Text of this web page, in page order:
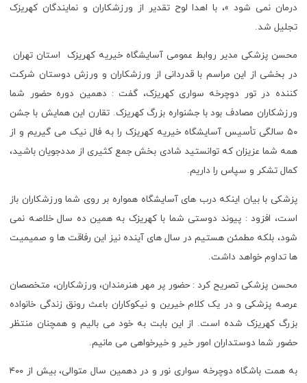
درمان نمی شود »، با اهدا لوح تقدیر از ورزشکاران و نمایندگان کهریزک
تجلیل شد.
محسن پزشکی مدیر روابط عمومی آسایشگاه خیریه کهریزک استان تهران
در بخشی از این مراسم با قدردانی از ورزشکاران و ورزش دوستان شرکت
کننده در تور دوچرخه سواری کهریزک، گفت : دهمین دوره حضور شما
ورزشکاران مصادف بود با جشنواره بزرگ کهریزک. تقارن این همایش با جشن
۵۰ سالگی تأسیس آسایشگاه خیریه کهریزک را به فال نیک می گیریم و از
همه شما عزیزان که توانستید شادی بخش جمع کثیری از مددجویان باشید،
کمال تشکر و سپاس را داریم.
پزشکی با بیان اینکه درب های آسایشگاه همواره بر روی شما ورزشکاران باز
است، افزود : پیوند دوستی شما با کهریزک به همین ده سال خلاصه نمی
شود، بلکه مطمئن هستیم در سال های آینده نیز این رفاقت ها و صمیمیت
ها تداوم خواهد داشت.
محسن پزشکی تصریح کرد : حضور پر مهر هنرمندان، ورزشکاران، متخصصان
عرصه پزشکی و در یک کلام خیرین و نیکوکاران باعث رونق زندگی خانواده
بزرگ کهریزک شده است. از این بابت به خود می بالیم و همچنان منتظر
حضور شما دوستداران امور خیر و خیرخواهی می مانیم.
به همت باشگاه دوچرخه سواری نور و در دهمین سال متوالی، بیش از ۴۰۰